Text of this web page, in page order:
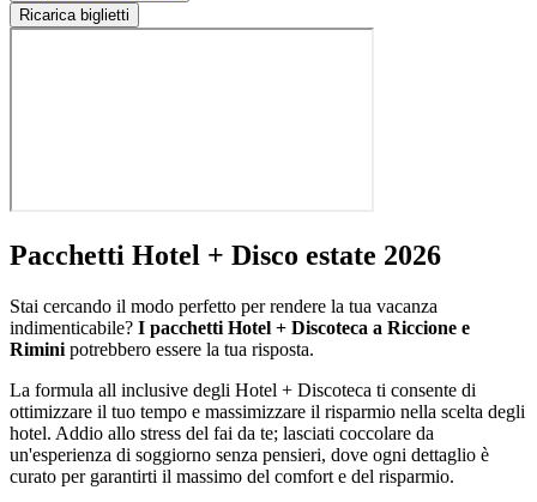
Ricarica biglietti
Pacchetti Hotel + Disco estate 2026
Stai cercando il modo perfetto per rendere la tua vacanza
indimenticabile? I pacchetti Hotel + Discoteca a Riccione e
Rimini potrebbero essere la tua risposta.
La formula all inclusive degli Hotel + Discoteca ti consente di
ottimizzare il tuo tempo e massimizzare il risparmio nella scelta degli
hotel. Addio allo stress del fai da te; lasciati coccolare da
un'esperienza di soggiorno senza pensieri, dove ogni dettaglio è
curato per garantirti il massimo del comfort e del risparmio.